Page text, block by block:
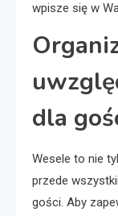
wpisze się w
dla
Wesele to nie
przede
gości. Aby